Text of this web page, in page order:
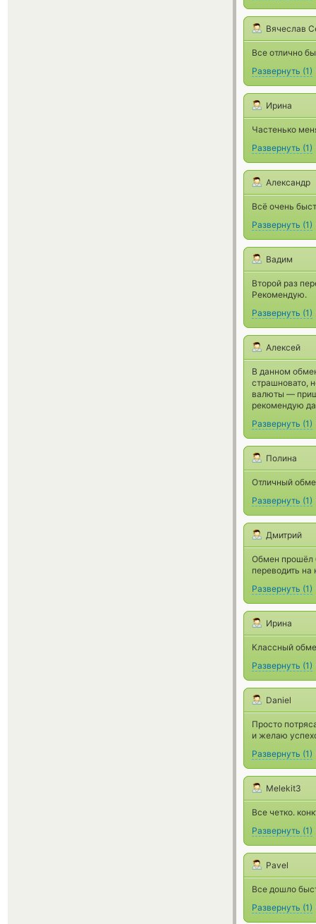
Вячеслав
Все отлично
Развернуть (1)
Ирина
Частенько
Развернуть (1)
Александр
Всё очень
Развернуть (1)
Вадим
Второй раз
Рекомендую.
Развернуть (1)
Алексей
В данном
страшновато,
валюты —
рекомендую
Развернуть (1)
Полина
Отличный
Развернуть (1)
Дмитрий
Обмен прошёл
переводить на
Развернуть (1)
Ирина
Классный
Развернуть (1)
Daniel
Просто
и желаю
Развернуть (1)
Melekit3
Все четко.
Развернуть (1)
Pavel
Все дошло
Развернуть (1)